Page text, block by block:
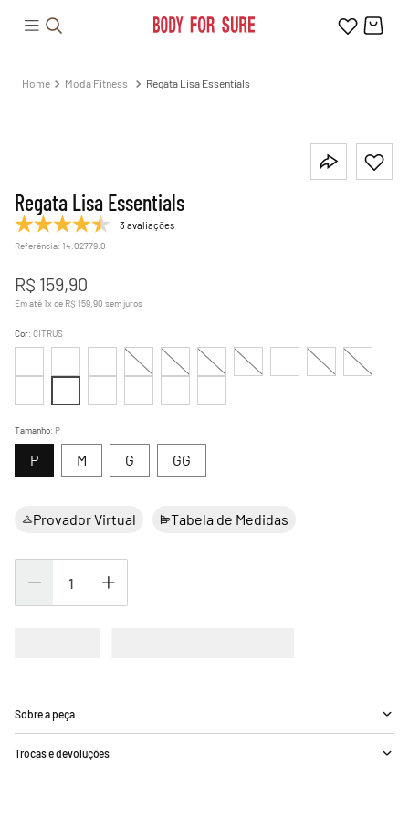
Moda Fitness Regata Lisa Essentials
Regata Lisa Essentials
3 avaliações
Referência: 14.02779.0
R$ 159,90
Em até 1x de R$ 159 90 sem juros
Tamanho: P
G GG
M
P
Cor: CITRUS
Provador Virtual Tabela de Medidas
Sobre a peça
Trocas e devoluções